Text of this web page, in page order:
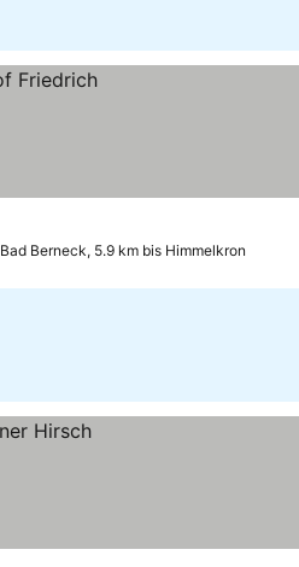
Bad Berneck, 5.9 km bis Himmelkron